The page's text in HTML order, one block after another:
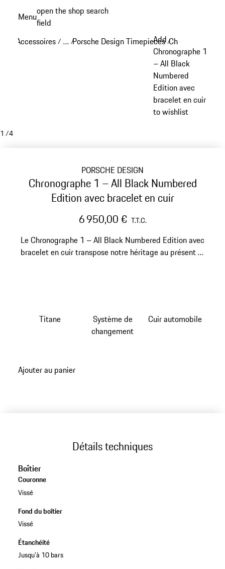
principal
Menuopen the shop search
field
Accessoires / …
Reveal collapsed breadcrumb items
/Porsche Design Timepieces /Chronographe 1
Add
Chronographe 1
– All Black
Numbered
Edition avec
bracelet en cuir
to wishlist
1 /4
PORSCHE DESIGN
Chronographe 1 – All Black Numbered
Edition avec bracelet en cuir
6 950,00 € T.T.C.
Le Chronographe 1 – All Black Numbered Edition avec
bracelet en cuir transpose notre héritage au présent et
Titane
Système de
changement
Cuir automobile
Ajouter au panier
Détails techniques
Boîtier
Couronne
Vissé
Fond du boîtier
Vissé
Étanchéité
Jusqu'à 10 bars